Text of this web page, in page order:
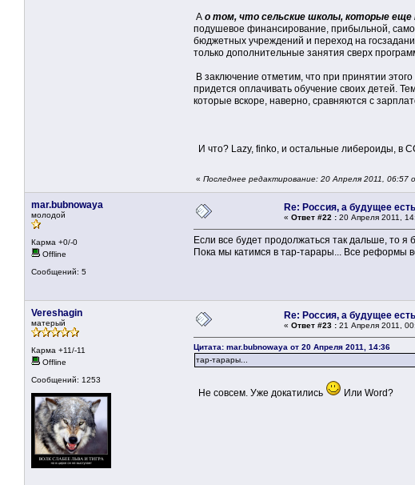
А о том, что сельские школы, которые еще
подушевое финансирование, прибыльной,
бюджетных учреждений и переход на
только дополнительные занятия сверх
В заключение отметим, что при принятии
придется оплачивать обучение своих детей.
которые вскоре, наверно, сравняются с
И что? Lazy, finko, и остальные либероиды, в
« Последнее редактирование: 20 Апреля 2011, 06:57
mar.bubnowaya
молодой
Карма +0/-0
Offline
Сообщений: 5
Re: Россия, а будущее
« Ответ #22 : 20 Апреля 2011,
Если все будет продолжаться так дальше, то я
Пока мы катимся в тар-тарары... Все реформы
Vereshagin
матерый
Карма +11/-11
Offline
Сообщений: 1253
Re: Россия, а будущее
« Ответ #23 : 21 Апреля 2011,
Цитата: mar.bubnowaya от 20 Апреля 2011, 14:36
тар-тарары...
Не совсем. Уже докатились Или Word?